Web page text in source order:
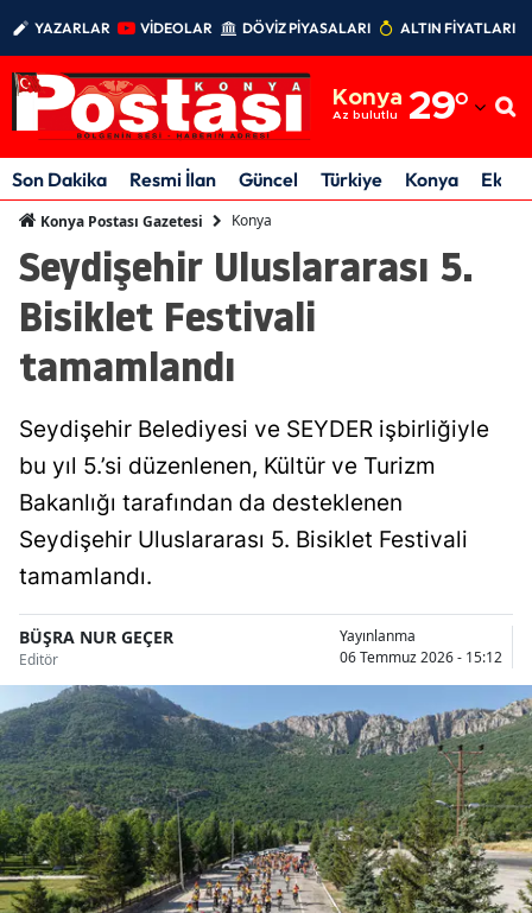
YAZARLAR VİDEOLAR DÖVİZ PİYASALARI ALTIN FİYATLARI
Konya
Az bulutlu 29°
Adıyaman
Afyonkarahisar
Amasya
Aydın
Balıkesir
Bitlis
Bolu
Burdur
Bursa
Çanakkale
Çankırı
Son Dakika Resmi İlan Güncel Türkiye Konya
Konya Postası Gazetesi Konya
Seydişehir Uluslararası 5.
Bisiklet Festivali
tamamlandı
Seydişehir Belediyesi ve SEYDER işbirliğiyle
bu yıl 5.’si düzenlenen, Kültür ve Turizm
Bakanlığı tarafından da desteklenen
Seydişehir Uluslararası 5. Bisiklet Festivali
tamamlandı.
BÜŞRA NUR GEÇER
Editör
Yayınlanma
06 Temmuz 2026 - 15:12